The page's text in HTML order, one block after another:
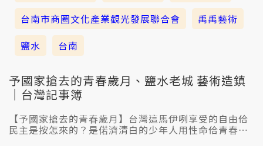
台南市商圈文化產業觀光發展聯合會
禹禹藝術
鹽水
台南
予國家搶去的青春歲月、鹽水老城 藝術造鎮
｜台灣記事簿
【予國家搶去的青春歲月】台灣這馬伊咧享受的自由佮
民主是按怎來的？是偌濟清白的少年人用性命佮青春換